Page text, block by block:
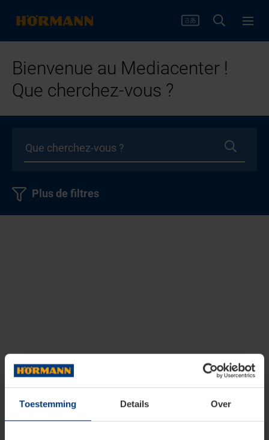
Toestemming Details Over
Bienvenue au Mediacenter !
Que cherchez-vous ?
Plus de filtres